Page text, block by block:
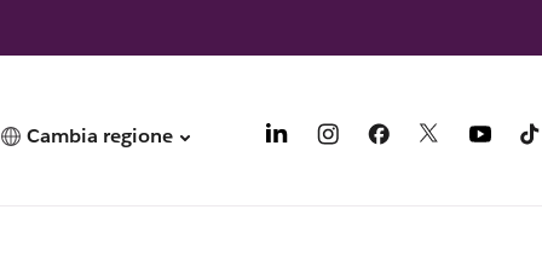
Cambia regione